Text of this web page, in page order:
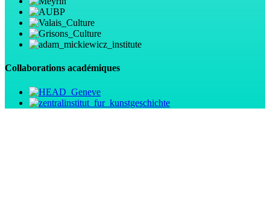
Collaborations académiques